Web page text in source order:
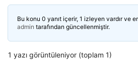
Bu konu 0 yanıt içerir, 1 izleyen vardır ve
admin tarafından güncellenmiştir.
1 yazı görüntüleniyor (toplam 1)